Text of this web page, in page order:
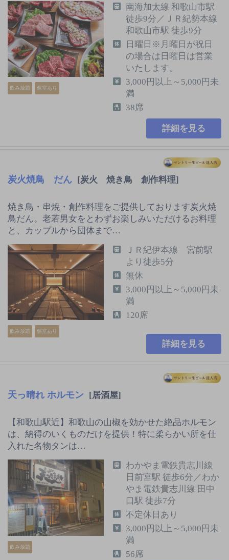
飲み放題 個室あり
南海加太線 和歌山市駅
徒歩9分／ＪＲ紀勢本線
和歌山市駅 徒歩9分
日曜日※月曜日が祝日
の場合は日曜日は営業
いたします。
3,000円以上～5,000円未
満
38席
詳細を見る
炭火焼鳥 だん [炭火 焼き鳥 創作料理]
焼き鳥・串焼・創作料理をご提供しております炭火焼
鳥だん。老若男女をとわずお楽しみいただけるお料理
と、カップルから団体まで…
飲み放題 個室あり
ＪＲ紀伊本線 宮前駅
より徒歩5分
無休
3,000円以上～5,000円未
満
120席
詳細を見る
天っ晴れ ホルモン [居酒屋]
【和歌山駅近】和歌山の山椒を効かせた絶品ホルモン
は、納得のいくものだけを提供！特に柔らかい所を仕
入れた名物タンは…
飲み放題
わかやま電鉄貴志川線
日前宮駅 徒歩6分／わか
やま電鉄貴志川線 田中
口駅 徒歩7分
不定休日あり
3,000円以上～5,000円未
満
56席